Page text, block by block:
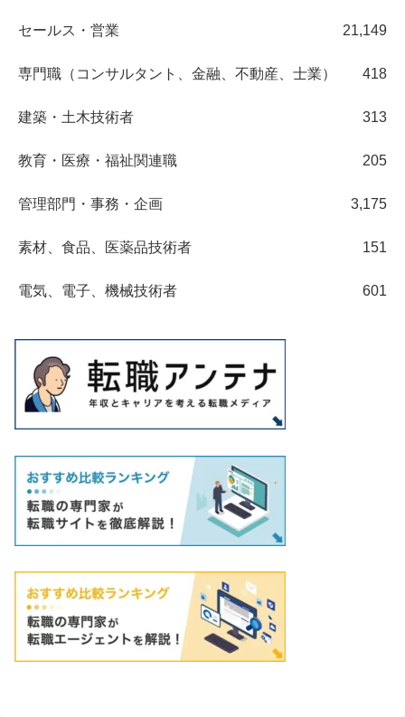
セールス・営業 21,149
専門職（コンサルタント、金融、不動産、士業） 418
建築・土木技術者 313
教育・医療・福祉関連職 205
管理部門・事務・企画 3,175
素材、食品、医薬品技術者 151
電気、電子、機械技術者 601